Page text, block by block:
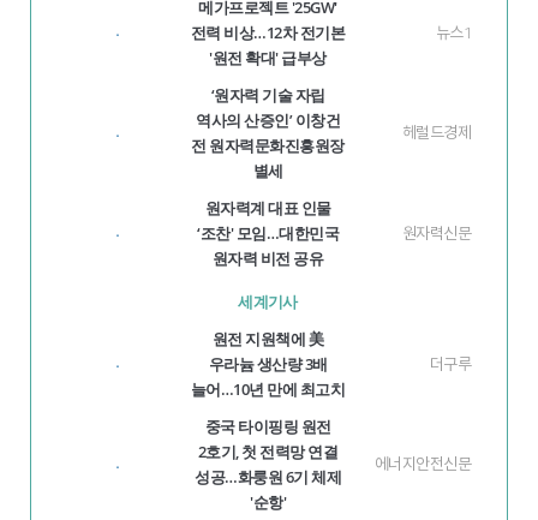
·
메가프로젝트 '25GW'
전력 비상…12차 전기본
'원전 확대' 급부상
뉴스1
·
‘원자력 기술 자립
역사의 산증인’ 이창건
전 원자력문화진흥원장
별세
헤럴드경제
·
원자력계 대표 인물
‘조찬' 모임…대한민국
원자력 비전 공유
원자력신문
세계기사
·
원전 지원책에 美
우라늄 생산량 3배
늘어…10년 만에 최고치
더구루
·
중국 타이핑링 원전
2호기, 첫 전력망 연결
성공…화룽원 6기 체제
'순항'
에너지안전신문